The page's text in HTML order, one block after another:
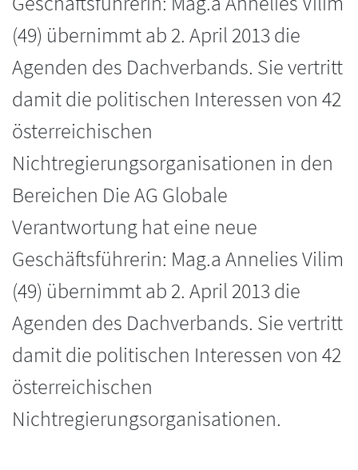
(49) übernimmt ab 2. April 2013 die
Agenden des Dachverbands. Sie vertritt
damit die politischen Interessen von 42
österreichischen
Nichtregierungsorganisationen in den
Bereichen Die AG Globale
Verantwortung hat eine neue
Geschäftsführerin: Mag.a Annelies Vilim
(49) übernimmt ab 2. April 2013 die
Agenden des Dachverbands. Sie vertritt
damit die politischen Interessen von 42
österreichischen
Nichtregierungsorganisationen.